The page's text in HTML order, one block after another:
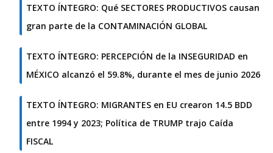
TEXTO ÍNTEGRO: Qué SECTORES PRODUCTIVOS causan
gran parte de la CONTAMINACIÓN GLOBAL
TEXTO ÍNTEGRO: PERCEPCIÓN de la INSEGURIDAD en
MÉXICO alcanzó el 59.8%, durante el mes de junio 2026
TEXTO ÍNTEGRO: MIGRANTES en EU crearon 14.5 BDD
entre 1994 y 2023; Política de TRUMP trajo Caída
FISCAL